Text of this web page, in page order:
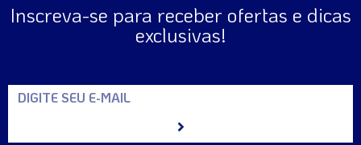
Inscreva-se para receber ofertas e dicas
exclusivas!